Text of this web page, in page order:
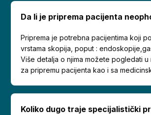
Da li je priprema pacijenta
Priprema je potrebna pacijentima koji
vrstama skopija, poput :
Više detalja o njima možete pogledati u
za pripremu pacijenta kao i sa
Koliko dugo traje specijalistički